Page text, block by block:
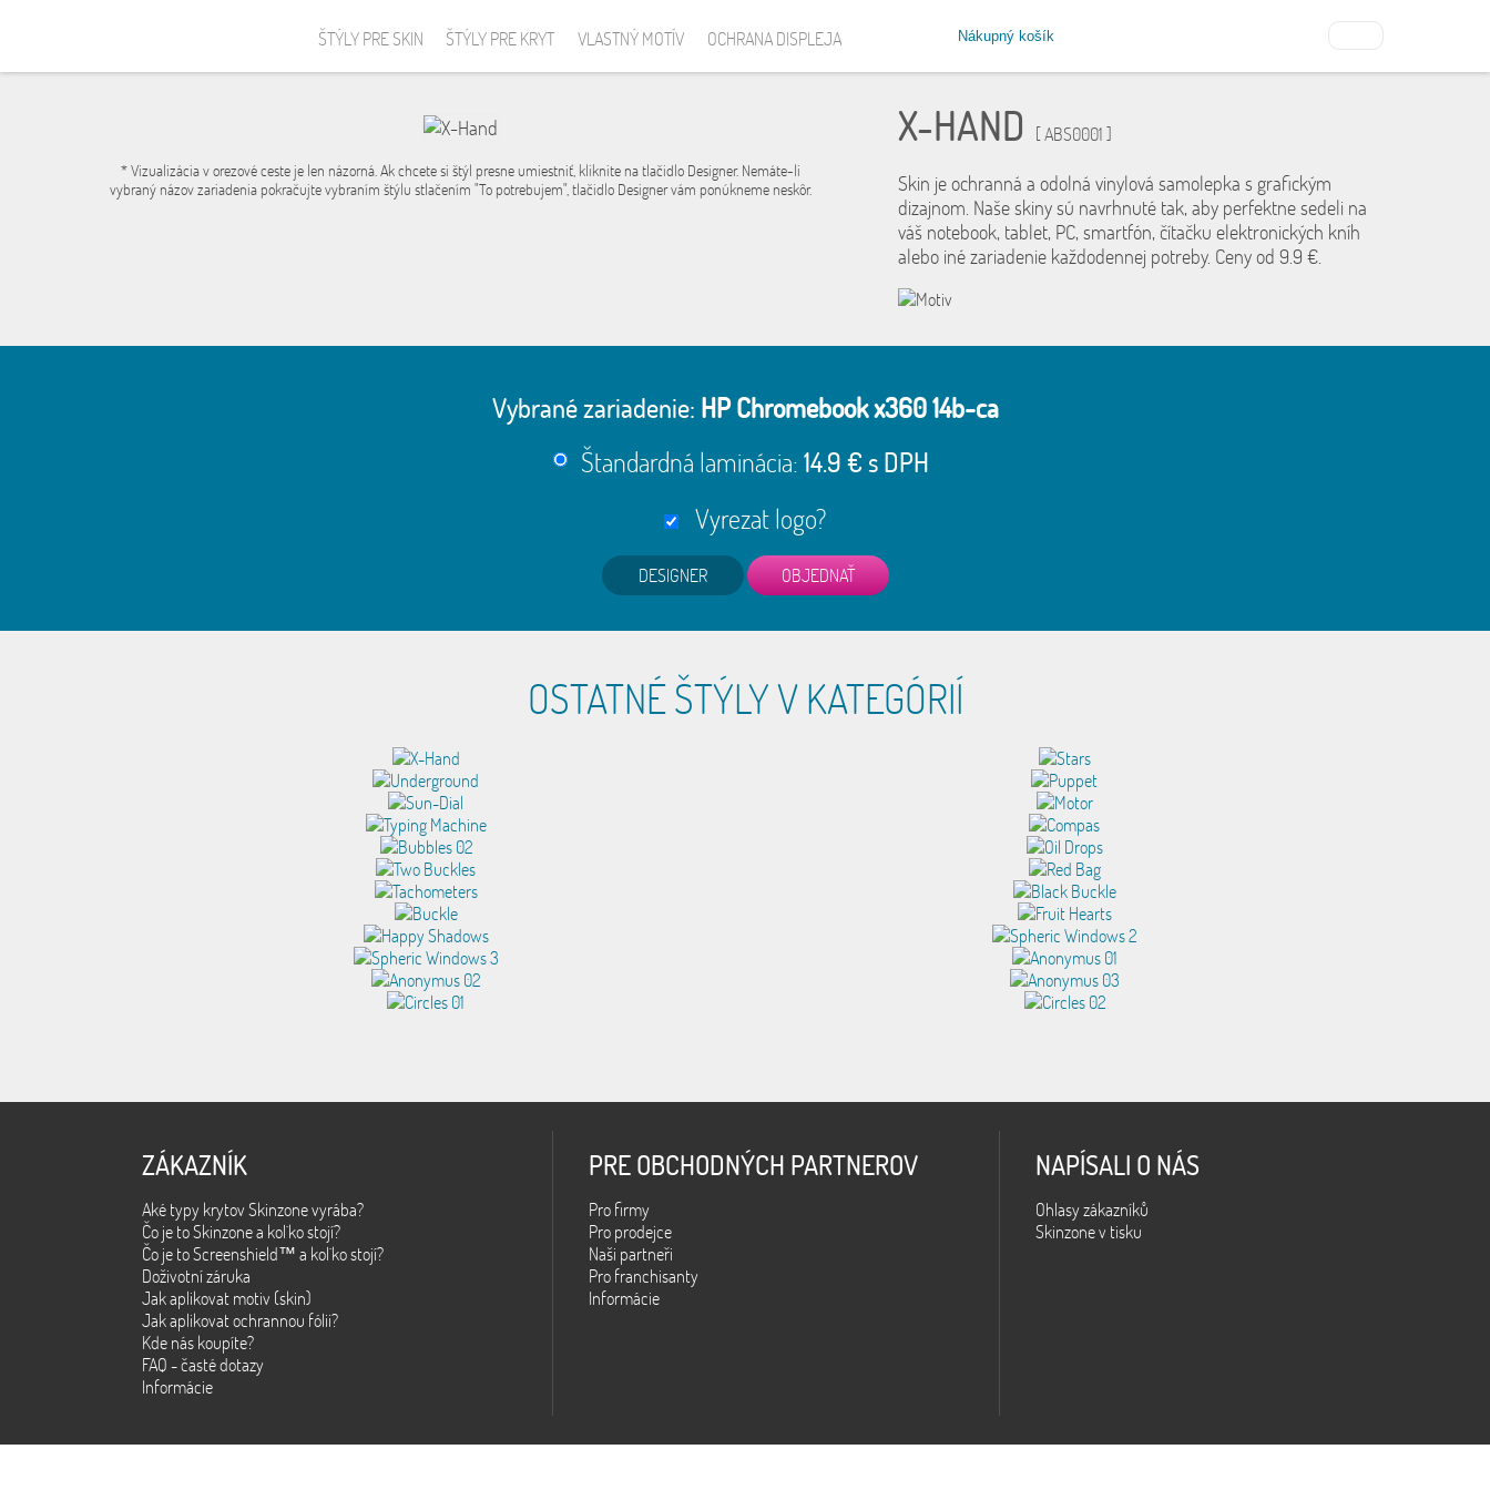
Nákupný košík
ŠTÝLY PRE SKIN ŠTÝLY PRE KRYT VLASTNÝ MOTÍV OCHRANA DISPLEJA
* Vizualizácia v orezové ceste je len názorná. Ak chcete si štýl presne umiestniť, kliknite na tlačidlo Designer. Nemáte-li
vybraný názov zariadenia pokračujte vybraním štýlu stlačením "To potrebujem", tlačidlo Designer vám ponúkneme neskôr.
X-HAND [ ABS0001 ]
Skin je ochranná a odolná vinylová samolepka s grafickým
dizajnom. Naše skiny sú navrhnuté tak, aby perfektne sedeli na
váš notebook, tablet, PC, smartfón, čítačku elektronických kníh
alebo iné zariadenie každodennej potreby. Ceny od 9.9 €.
Vybrané zariadenie: HP Chromebook x360 14b-ca
Štandardná laminácia:14.9 € s DPH
Vyrezat logo?
DESIGNER
OSTATNÉ ŠTÝLY V KATEGÓRIÍ
ZÁKAZNÍK
Aké typy krytov Skinzone vyrába?
Čo je to Skinzone a kol´ko stojí?
Čo je to Screenshield™ a kol´ko stojí?
Doživotní záruka
Jak aplikovat motiv (skin)
Jak aplikovat ochrannou fólii?
Kde nás koupíte?
FAQ - časté dotazy
Informácie
PRE OBCHODNÝCH PARTNEROV
Pro firmy
Pro prodejce
Naši partneři
Pro franchisanty
Informácie
NAPÍSALI O NÁS
Ohlasy zákazníků
Skinzone v tisku